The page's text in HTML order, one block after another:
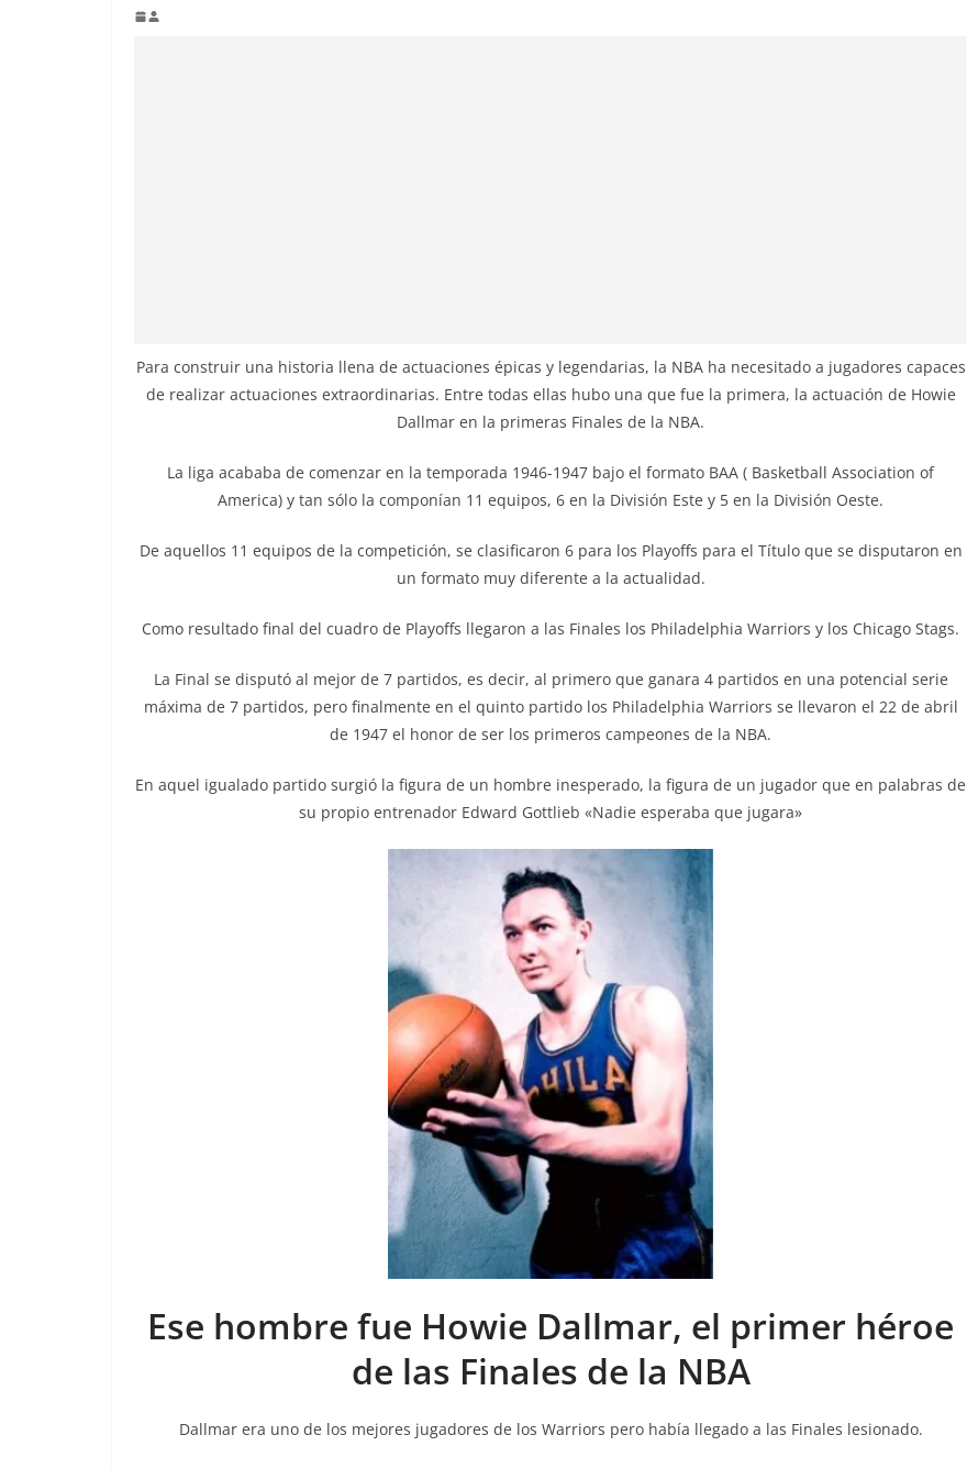
Para construir una historia llena de actuaciones épicas y legendarias, la NBA ha necesitado a jugadores capaces
de realizar actuaciones extraordinarias. Entre todas ellas hubo una que fue la primera, la actuación de Howie
Dallmar en la primeras Finales de la NBA.
La liga acababa de comenzar en la temporada 1946-1947 bajo el formato BAA ( Basketball Association of
America) y tan sólo la componían 11 equipos, 6 en la División Este y 5 en la División Oeste.
De aquellos 11 equipos de la competición, se clasificaron 6 para los Playoffs para el Título que se disputaron en
un formato muy diferente a la actualidad.
Como resultado final del cuadro de Playoffs llegaron a las Finales los Philadelphia Warriors y los Chicago Stags.
La Final se disputó al mejor de 7 partidos, es decir, al primero que ganara 4 partidos en una potencial serie
máxima de 7 partidos, pero finalmente en el quinto partido los Philadelphia Warriors se llevaron el 22 de abril
de 1947 el honor de ser los primeros campeones de la NBA.
En aquel igualado partido surgió la figura de un hombre inesperado, la figura de un jugador que en palabras de
su propio entrenador Edward Gottlieb «Nadie esperaba que jugara»
Ese hombre fue Howie Dallmar, el primer héroe
de las Finales de la NBA
Dallmar era uno de los mejores jugadores de los Warriors pero había llegado a las Finales lesionado.